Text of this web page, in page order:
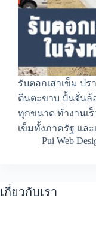
รับตอกเสาเข็ม ปร
ตีนตะขาบ ปั้นจั่นล้
ทุกขนาด ทำงานเ
เข็มทั้งภาครัฐ แล
Pui Web
เกี่ยวกับเรา